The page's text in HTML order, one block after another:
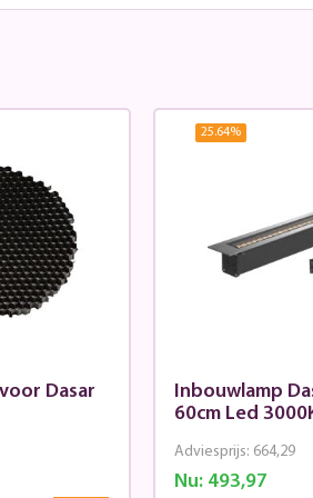
Dasar
25.64%
Inbouwlamp
60cm Led
Nu: 493,97
Adviesprijs: 664,29